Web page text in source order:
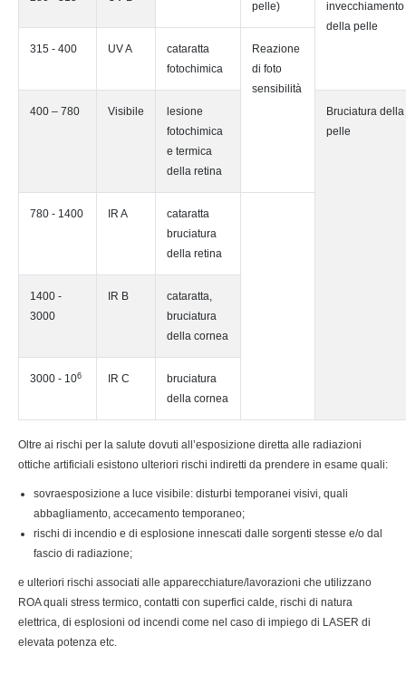
pelle)
invecchiamento
della pelle
315 - 400 UV A
cataratta
fotochimica
Reazione
di foto
sensibilità
400 – 780
Visibile
lesione
fotochimica
e termica
della retina
Bruciatura della
pelle
780 - 1400 IR A
cataratta
bruciatura
della retina
1400 -
3000
IR B
cataratta,
bruciatura
della cornea
3000 - 106 IR C
bruciatura
della cornea
Oltre ai rischi per la salute dovuti all’esposizione diretta alle radiazioni
ottiche artificiali esistono ulteriori rischi indiretti da prendere in esame quali:
sovraesposizione a luce visibile: disturbi temporanei visivi, quali
abbagliamento, accecamento temporaneo;
rischi di incendio e di esplosione innescati dalle sorgenti stesse e/o dal
fascio di radiazione;
e ulteriori rischi associati alle apparecchiature/lavorazioni che utilizzano
ROA quali stress termico, contatti con superfici calde, rischi di natura
elettrica, di esplosioni od incendi come nel caso di impiego di LASER di
elevata potenza etc.